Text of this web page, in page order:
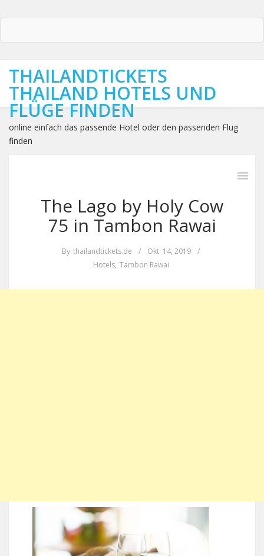
THAILANDTICKETS
THAILAND HOTELS UND
FLÜGE FINDEN
online einfach das passende Hotel oder den passenden Flug
finden
The Lago by Holy Cow
75 in Tambon Rawai
By thailandtickets.de / Okt. 14, 2019
/
Hotels, Tambon Rawai